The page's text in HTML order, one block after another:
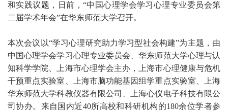
和实践议题，日前，“中国心理学会学习心理专业委员会第
二届学术年会”在华东师范大学召开。
本次会议以“学习心理研究助力学习型社会构建”为主题，由
中国心理学会学习心理专业委员会、华东师范大学心理与认
知科学学院、上海市心理学会主办，上海市心理健康与危机
干预重点实验室、上海市脑功能基因组学重点实验室、上海
华东师范大学科教仪器有限公司、上海心仪电子科技有限公
司协办。来自国内近40所高校和科研机构的180余位学者参